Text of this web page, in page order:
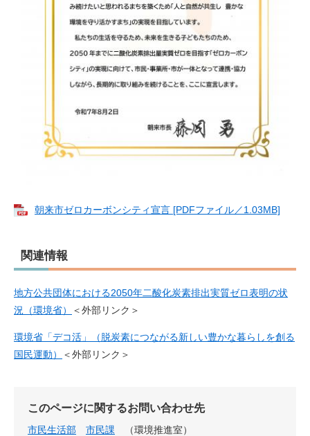
朝来市ゼロカーボンシティ宣言 [PDFファイル／1.03MB]
関連情報
地方公共団体における2050年二酸化炭素排出実質ゼロ表明の状
況（環境省）
＜外部リンク＞
環境省「デコ活」（脱炭素につながる新しい豊かな暮らしを創る
国民運動）
＜外部リンク＞
このページに関するお問い合わせ先
市民生活部 市民課
環境推進室